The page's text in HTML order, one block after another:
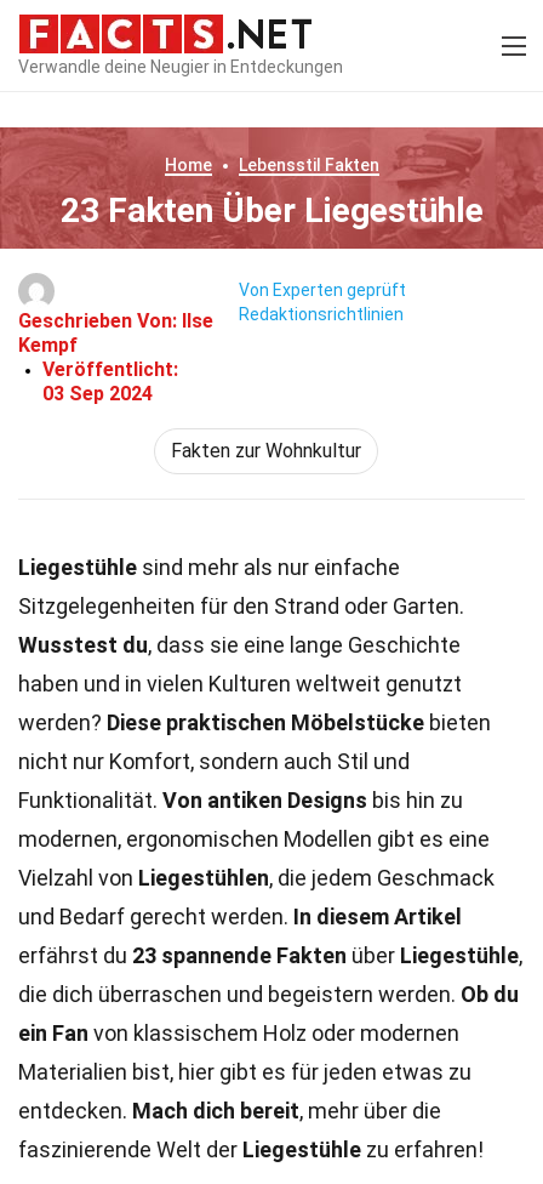
Verwandle deine Neugier in Entdeckungen
Home Lebensstil Fakten
23 Fakten Über Liegestühle
Geschrieben Von: Ilse
Kempf
Veröffentlicht:
03 Sep 2024
Von Experten geprüft
Redaktionsrichtlinien
Fakten zur Wohnkultur
Liegestühle sind mehr als nur einfache
Sitzgelegenheiten für den Strand oder Garten.
Wusstest du, dass sie eine lange Geschichte
haben und in vielen Kulturen weltweit genutzt
werden? Diese praktischen Möbelstücke bieten
nicht nur Komfort, sondern auch Stil und
Funktionalität. Von antiken Designs bis hin zu
modernen, ergonomischen Modellen gibt es eine
Vielzahl von Liegestühlen, die jedem Geschmack
und Bedarf gerecht werden. In diesem Artikel
erfährst du 23 spannende Fakten über Liegestühle,
die dich überraschen und begeistern werden. Ob du
ein Fan von klassischem Holz oder modernen
Materialien bist, hier gibt es für jeden etwas zu
entdecken. Mach dich bereit, mehr über die
faszinierende Welt der Liegestühle zu erfahren!